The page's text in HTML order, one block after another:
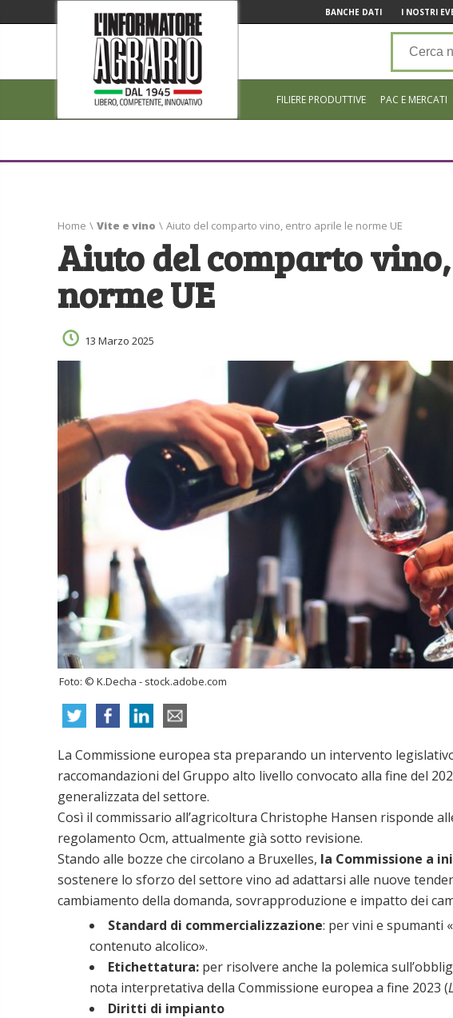
BANCHE DATI I NOSTRI
FILIERE PRODUTTIVE PAC E MERCATI
Home \ Vite e vino \ Aiuto del comparto vino, entro aprile le norme UE
Aiuto del comparto
norme UE
13 Marzo 2025
Foto: © K.Decha - stock.adobe.com
La Commissione europea sta preparando un intervento
raccomandazioni del Gruppo alto livello convocato alla fine del
generalizzata del settore.
Così il commissario all’agricoltura Christophe Hansen risponde
regolamento Ocm, attualmente già sotto revisione.
Stando alle bozze che circolano a Bruxelles, la Commissione a
sostenere lo sforzo del settore vino ad adattarsi alle nuove
cambiamento della domanda, sovrapproduzione e impatto dei
Standard di commercializzazione: per vini e spumanti
contenuto alcolico».
Etichettatura: per risolvere anche la polemica
nota interpretativa della Commissione europea a fine 2023 (
Diritti di impianto